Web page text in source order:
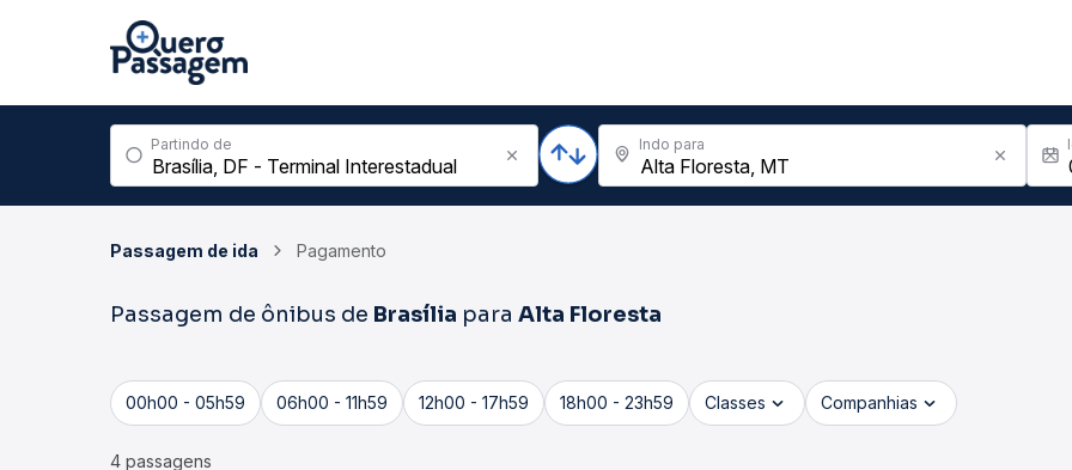
Partindo de Indo para
Passagem de ida Pagamento
Passagem de ônibus de Brasília para Alta Floresta
00h00 - 05h59 06h00 - 11h59 12h00 - 17h59 18h00 - 23h59 Classes Companhias
4 passagens